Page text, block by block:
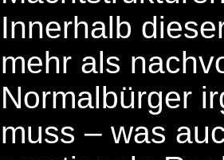
Innerhalb
mehr als
Normalbürger
muss – was